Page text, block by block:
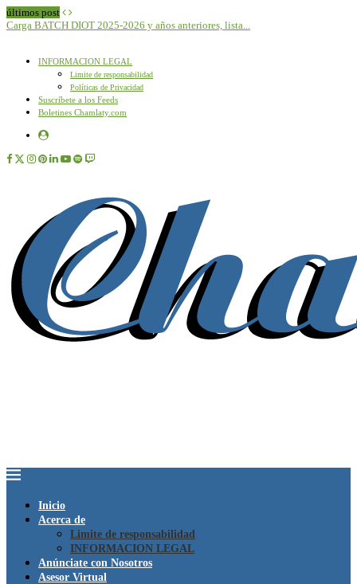
últimos post
Carga BATCH DIOT 2025-2026 y años anteriores, lista...
INFORMACION LEGAL
Limite de responsabilidad
Políticas de Privacidad
Suscríbete a los Feeds
Boletines Chamlaty.com
Inicio
Acerca de
Limite de responsabilidad
INFORMACION LEGAL
Anúnciate con Nosotros
Asesor Virtual